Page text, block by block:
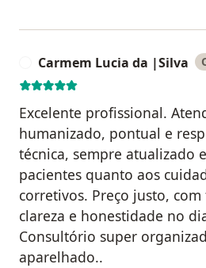
Carmem Lucia da |Silva
Excelente profissional.
humanizado, pontual e
técnica, sempre atualizado
pacientes quanto aos
corretivos. Preço justo,
clareza e honestidade no
Consultório super
aparelhado..